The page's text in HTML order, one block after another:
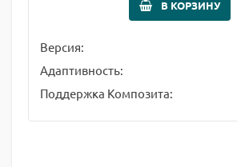
В КОРЗИНУ
Версия:
Адаптивность:
Поддержка Композита: